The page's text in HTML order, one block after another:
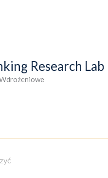
Research Lab